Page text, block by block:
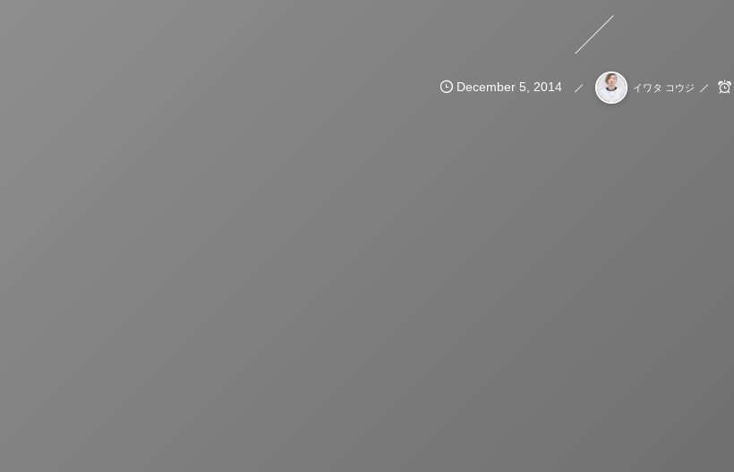
December 5, 2014 イワタ コウジ